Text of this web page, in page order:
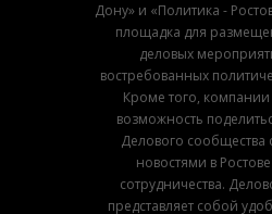
Дону» и «Политика -
площадка для
деловых
востребованных
Кроме того,
возможность
Делового сообщества
новостями в
сотрудничества.
представляет собой